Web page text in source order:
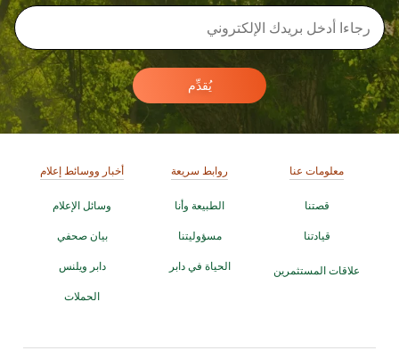
يُقدِّم
معلومات عنا
قصتنا
قيادتنا
علاقات المستثمرين
روابط سريعة
الطبيعة وأنا
مسؤوليتنا
الحياة في دابر
أخبار ووسائط إعلام
وسائل الإعلام
بيان صحفي
دابر ويلنس
الحملات